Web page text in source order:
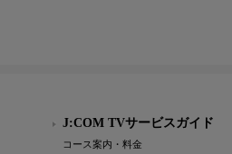
J:COM TVサービスガイド
コース案内・料金